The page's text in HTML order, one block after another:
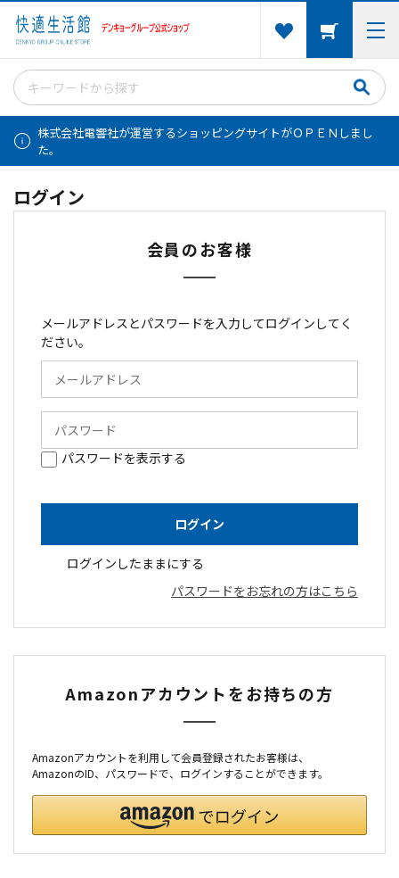
株式会社電響社が運営するショッピングサイトがＯＰＥＮしまし
た。
ログイン
会員のお客様
メールアドレスとパスワードを入力してログインしてく
ださい。
パスワードを表示する
ログインしたままにする
パスワードをお忘れの方はこちら
Amazonアカウントをお持ちの方
Amazonアカウントを利用して会員登録されたお客様は、
AmazonのID、パスワードで、ログインすることができます。